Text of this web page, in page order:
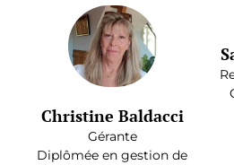
Christine Baldacci
Gérante
Diplômée en gestion de